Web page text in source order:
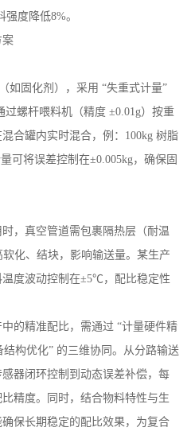
强度降低8%。
案
如固化剂），采用 “失重式计量”
螺杆喂料机（精度 ±0.01g）按重
合罐内实时混合，例： 100kg 树脂
可将误差控制在±0.005kg，确保固
，真空管道需包裹隔热层（耐温
化、结块，影响输送量。某生产
度波动控制在±5℃，配比稳定性
的精准配比，需通过 “计量硬件精
结构优化” 的三维协同。从分路输送
器闭环控制到动态误差补偿，每
精度。同时，结合物料特性与生
保长期稳定的配比效果，为复合